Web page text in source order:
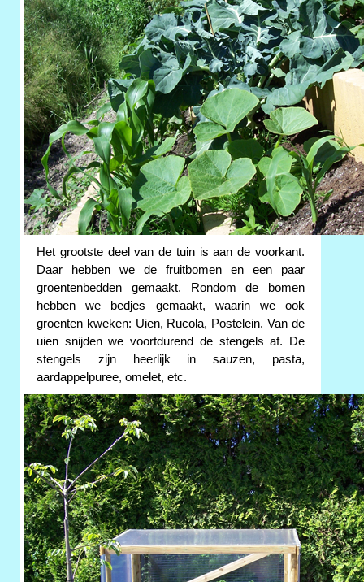
Het grootste deel van de tuin is aan de voorkant.
Daar hebben we de fruitbomen en een paar
groentenbedden gemaakt. Rondom de bomen
hebben we bedjes gemaakt, waarin we ook
groenten kweken: Uien, Rucola, Postelein. Van de
uien snijden we voortdurend de stengels af. De
stengels zijn heerlijk in sauzen, pasta,
aardappelpuree, omelet, etc.